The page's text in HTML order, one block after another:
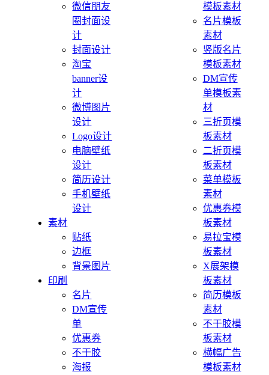
微信朋友
圈封面设
计
封面设计
淘宝
banner设
计
微博图片
设计
Logo设计
电脑壁纸
设计
简历设计
手机壁纸
设计
素材
贴纸
边框
背景图片
印刷
名片
DM宣传
单
优惠券
不干胶
海报
模板素材
名片模板
素材
竖版名片
模板素材
DM宣传
单模板素
材
三折页模
板素材
二折页模
板素材
菜单模板
素材
优惠券模
板素材
易拉宝模
板素材
X展架模
板素材
简历模板
素材
不干胶模
板素材
横幅广告
模板素材